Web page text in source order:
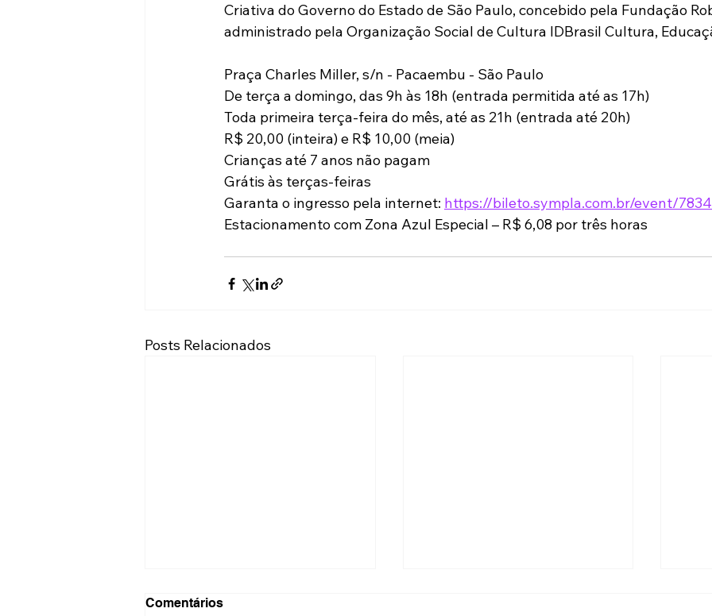
Criativa do Governo do Estado de São Paulo, concebido pela Fundação
administrado pela Organização Social de Cultura IDBrasil Cultura,
Praça Charles Miller, s/n - Pacaembu - São Paulo
De terça a domingo, das 9h às 18h (entrada permitida até as 17h)
Toda primeira terça-feira do mês, até as 21h (entrada até 20h)
R$ 20,00 (inteira) e R$ 10,00 (meia)
Crianças até 7 anos não pagam
Grátis às terças-feiras
Garanta o ingresso pela internet: https://bileto.sympla.com.br/event/
Estacionamento com Zona Azul Especial – R$ 6,08 por três horas
Posts Relacionados
Comentários